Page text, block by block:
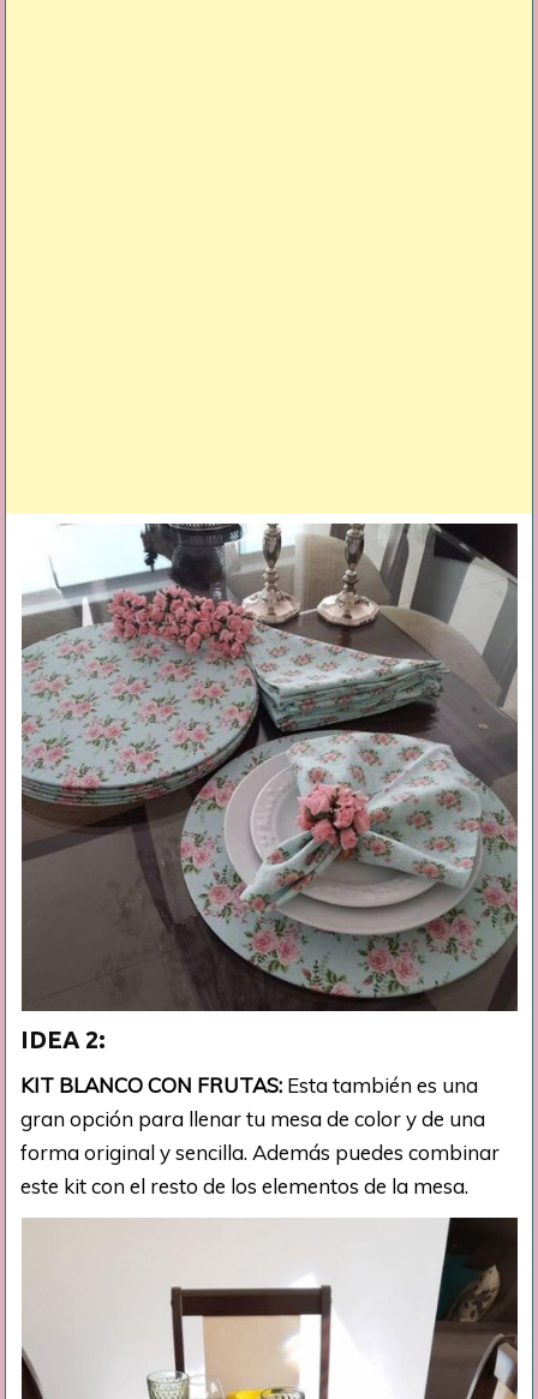
IDEA 2:
KIT BLANCO CON FRUTAS: Esta también es una
gran opción para llenar tu mesa de color y de una
forma original y sencilla. Además puedes combinar
este kit con el resto de los elementos de la mesa.